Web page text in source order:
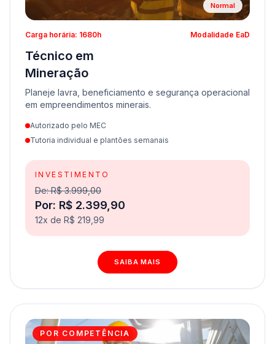
Normal
Carga horária: 1680h Modalidade EaD
Técnico em
Mineração
Planeje lavra, beneficiamento e segurança operacional
em empreendimentos minerais.
Autorizado pelo MEC
Tutoria individual e plantões semanais
INVESTIMENTO
De: R$ 3.999,00
Por: R$ 2.399,90
12x de R$ 219,99
SAIBA MAIS
POR COMPETÊNCIA